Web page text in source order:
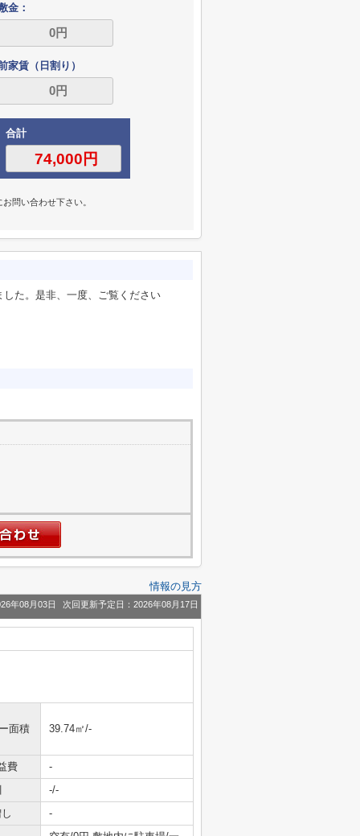
金：
家賃（日割り）
合計
問い合わせ下さい。
た。是非、一度、ご覧ください
情報の見方
年08月03日 次回更新予定日：2026年08月17日
面積 39.74㎡/-
費
-
-/-
-